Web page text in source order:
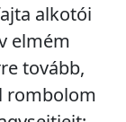
alkotói
elmém
tovább,
rombolom